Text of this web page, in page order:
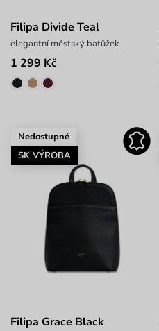
Filipa Divide Teal
elegantní městský batůžek
1 299 Kč
Nedostupné
SK VÝROBA
Filipa Grace Black